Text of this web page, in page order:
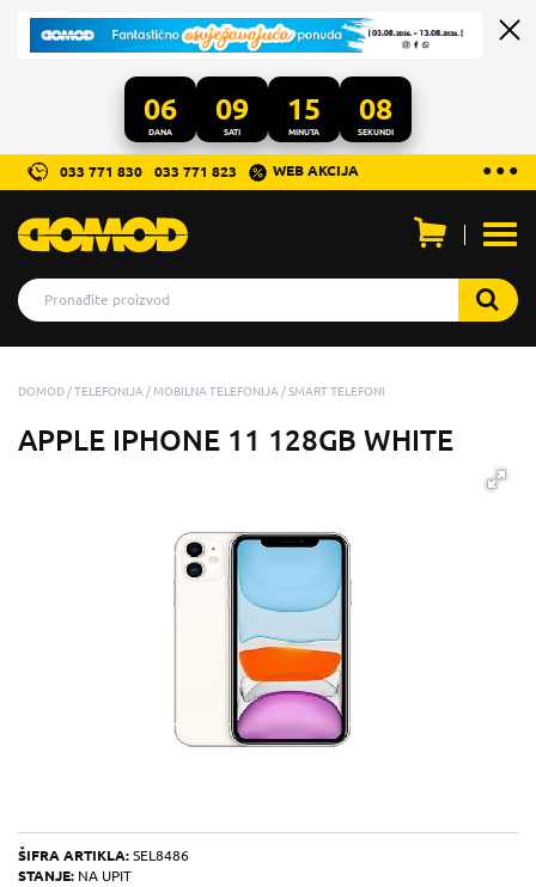
06
DANA
09
SATI
15
MINUTA
08
SEKUNDI
...
● ● ●
033 771 830 033 771 823 WEB AKCIJA
DOMOD TELEFONIJA MOBILNA TELEFONIJA SMART TELEFONI
APPLE IPHONE 11 128GB WHITE
ŠIFRA ARTIKLA: SEL8486
STANJE: NA UPIT